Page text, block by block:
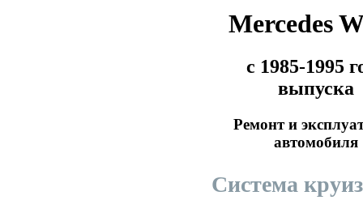
Mercedes
с 1985-1995
выпуска
Ремонт и
автомобиля
Система